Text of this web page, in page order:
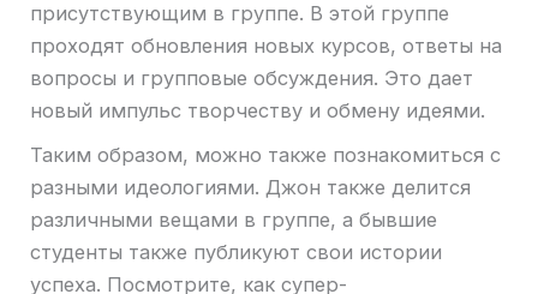
присутствующим в группе. В этой группе
проходят обновления новых курсов, ответы на
вопросы и групповые обсуждения. Это дает
новый импульс творчеству и обмену идеями.
Таким образом, можно также познакомиться с
разными идеологиями. Джон также делится
различными вещами в группе, а бывшие
студенты также публикуют свои истории
успеха. Посмотрите, как супер-